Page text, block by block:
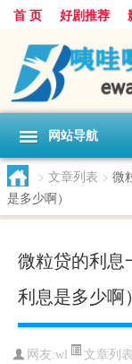
首 页 好剧推荐
网站导航
> 文章列表 > 微
是多少啊）
微粒贷的利息
利息是多少啊）
网友:wl 文章列表